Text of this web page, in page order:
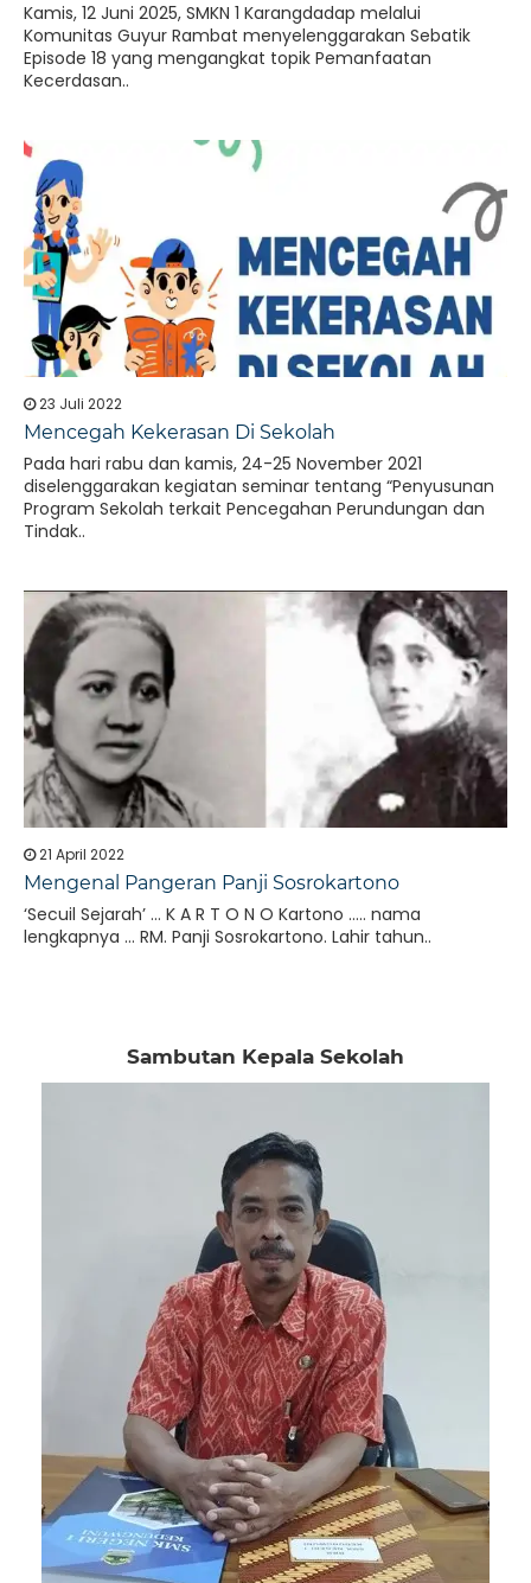
Kamis, 12 Juni 2025, SMKN 1 Karangdadap melalui
Komunitas Guyur Rambat menyelenggarakan Sebatik
Episode 18 yang mengangkat topik Pemanfaatan
Kecerdasan..
23 Juli 2022
Mencegah Kekerasan Di Sekolah
Pada hari rabu dan kamis, 24-25 November 2021
diselenggarakan kegiatan seminar tentang “Penyusunan
Program Sekolah terkait Pencegahan Perundungan dan
Tindak..
21 April 2022
Mengenal Pangeran Panji Sosrokartono
‘Secuil Sejarah’ … K A R T O N O Kartono ….. nama
lengkapnya … RM. Panji Sosrokartono. Lahir tahun..
Sambutan Kepala Sekolah